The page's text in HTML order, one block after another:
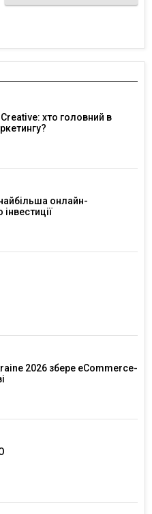
хто головний в
онлайн-
2026 збере eCommerce-